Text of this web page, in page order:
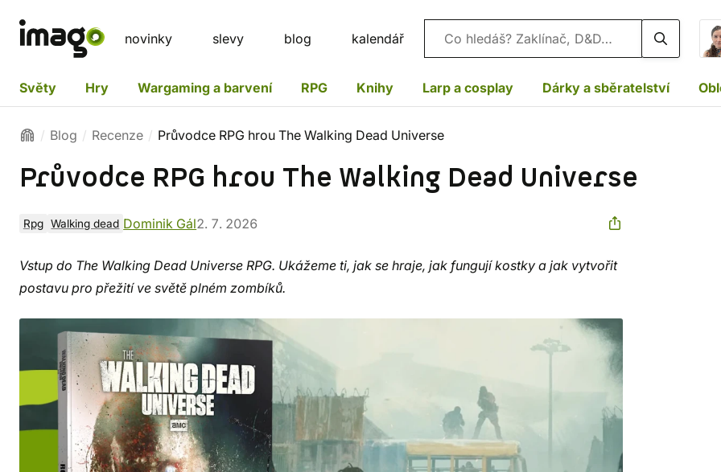
novinky slevy blog kalendář Vyhledávání
Světy Hry Wargaming a barvení RPG Knihy Larp a cosplay Dárky a sběratelství
Blog Recenze Průvodce RPG hrou The Walking Dead Universe
Průvodce RPG hrou The Walking Dead Universe
Rpg Walking dead Dominik Gál2. 7. 2026
Vstup do The Walking Dead Universe RPG. Ukážeme ti, jak se hraje, jak fungují kostky a jak vytvořit
postavu pro přežití ve světě plném zombíků.